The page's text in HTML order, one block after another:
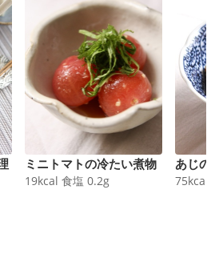
ミニトマトの冷たい煮物
19kcal 食塩 0.2g
あじの
75kcal